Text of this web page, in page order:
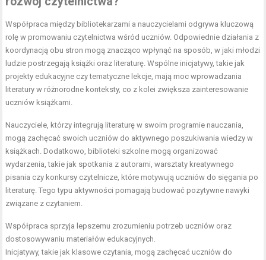
Współpraca między bibliotekarzami a nauczycielami odgrywa kluczową
rolę w promowaniu czytelnictwa wśród uczniów. Odpowiednie działania z
koordynacją obu stron mogą znacząco wpłynąć na sposób, w jaki młodzi
ludzie postrzegają książki oraz literaturę. Wspólne inicjatywy, takie jak
projekty edukacyjne czy tematyczne lekcje, mają moc wprowadzania
literatury w różnorodne konteksty, co z kolei zwiększa zainteresowanie
uczniów książkami.
Nauczyciele, którzy integrują literaturę w swoim programie nauczania,
mogą zachęcać swoich uczniów do aktywnego poszukiwania wiedzy w
książkach. Dodatkowo, biblioteki szkolne mogą organizować
wydarzenia, takie jak spotkania z autorami, warsztaty kreatywnego
pisania czy konkursy czytelnicze, które motywują uczniów do sięgania po
literaturę. Tego typu aktywności pomagają budować pozytywne nawyki
związane z czytaniem.
Współpraca sprzyja lepszemu zrozumieniu potrzeb uczniów oraz
dostosowywaniu materiałów edukacyjnych.
Inicjatywy, takie jak klasowe czytania, mogą zachęcać uczniów do